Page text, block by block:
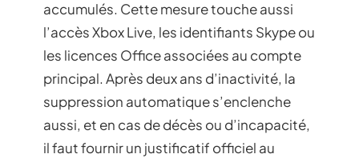
accumulés. Cette mesure touche aussi
l’accès Xbox Live, les identifiants Skype ou
les licences Office associées au compte
principal. Après deux ans d’inactivité, la
suppression automatique s’enclenche
aussi, et en cas de décès ou d’incapacité,
il faut fournir un justificatif officiel au